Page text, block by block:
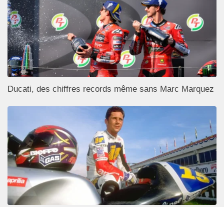
Ducati, des chiffres records même sans Marc Marquez